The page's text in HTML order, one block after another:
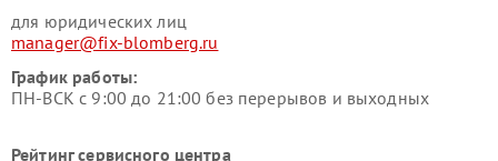
для юридических лиц
manager@fix-blomberg.ru
График работы:
ПН-ВСК с 9:00 до 21:00 без перерывов и выходных
Рейтинг сервисного центра